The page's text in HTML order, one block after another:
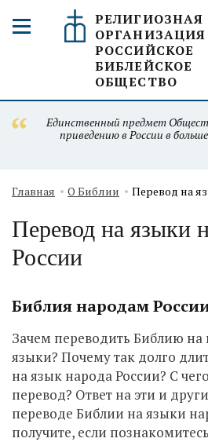
РЕЛИГИОЗНАЯ
ОРГАНИЗАЦИЯ
РОССИЙСКОЕ
БИБЛЕЙСКОЕ
ОБЩЕСТВО
Единственный предмет
приведению в России в
Главная О Библии Перевод на
Перевод на языки
России
Библия народам
Зачем переводить Библию на
языки? Почему так долго
на язык народа России? С
перевод? Ответ на эти и
переводе Библии на языки
получите, если